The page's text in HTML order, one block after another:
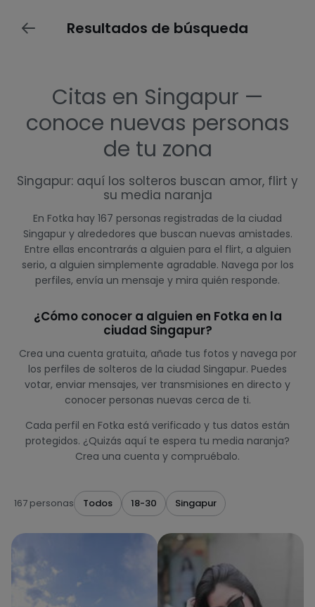
Resultados de búsqueda
Citas en Singapur —
conoce nuevas personas
de tu zona
Singapur: aquí los solteros buscan amor, flirt y
su media naranja
En Fotka hay 167 personas registradas de la ciudad
Singapur y alrededores que buscan nuevas amistades.
Entre ellas encontrarás a alguien para el flirt, a alguien
serio, a alguien simplemente agradable. Navega por los
perfiles, envía un mensaje y mira quién responde.
¿Cómo conocer a alguien en Fotka en la
ciudad Singapur?
Crea una cuenta gratuita, añade tus fotos y navega por
los perfiles de solteros de la ciudad Singapur. Puedes
votar, enviar mensajes, ver transmisiones en directo y
conocer personas nuevas cerca de ti.
Cada perfil en Fotka está verificado y tus datos están
protegidos. ¿Quizás aquí te espera tu media naranja?
Crea una cuenta y compruébalo.
167 personas Todos 18-30 Singapur